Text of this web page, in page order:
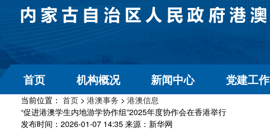
首页 机构概况 新闻中心 党建工作
当前位置： 首页 > 港澳事务 > 港澳信息
“促进港澳学生内地游学协作组”2025年度协作会在香港举行
发布时间：2026-01-07 14:35来源：新华网